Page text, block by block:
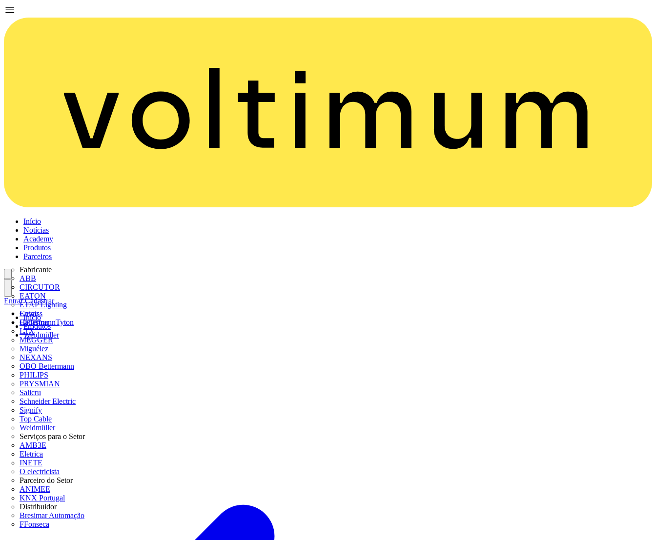
Início
Notícias
Academy
Produtos
Parceiros
Fabricante
ABB
CIRCUTOR
EATON
ETAP Lighting
Gewiss
HellermannTyton
LTX
MEGGER
Miguélez
NEXANS
OBO Bettermann
PHILIPS
PRYSMIAN
Salicru
Schneider Electric
Signify
Top Cable
Weidmüller
Serviços para o Setor
AMB3E
Eletrica
INETE
O electricista
Parceiro do Setor
ANIMEE
KNX Portugal
Distribuidor
Bresimar Automação
FFonseca
Entrar
Cadastrar
Entrar Cadastrar
Início
Produtos
Weidmüller